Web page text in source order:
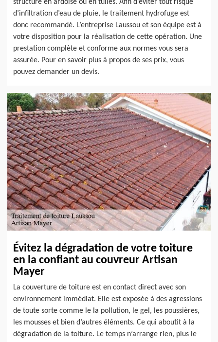
structure en ardoise ou en tuiles. Afin d’éviter tout risque
d’infiltration d’eau de pluie, le traitement hydrofuge est
donc recommandé. L’entreprise Laussou et son équipe est à
votre disposition pour la réalisation de cette opération. Une
prestation complète et conforme aux normes vous sera
assurée. Pour en savoir plus à propos de ses prix, vous
pouvez demander un devis.
Évitez la dégradation de votre toiture
en la confiant au couvreur Artisan
Mayer
La couverture de toiture est en contact direct avec son
environnement immédiat. Elle est exposée à des agressions
de toute sorte comme le la pollution, le gel, les poussières,
les mousses et bien d’autres éléments. Ce qui aboutit à la
dégradation de la toiture. Le temps n’arrange rien, plus le